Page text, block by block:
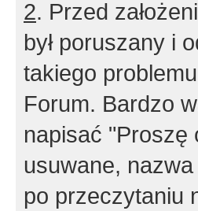
2. Przed
był poruszany i
takiego
Forum. Bardzo
napisać "Proszę
usuwane,
po przeczytaniu